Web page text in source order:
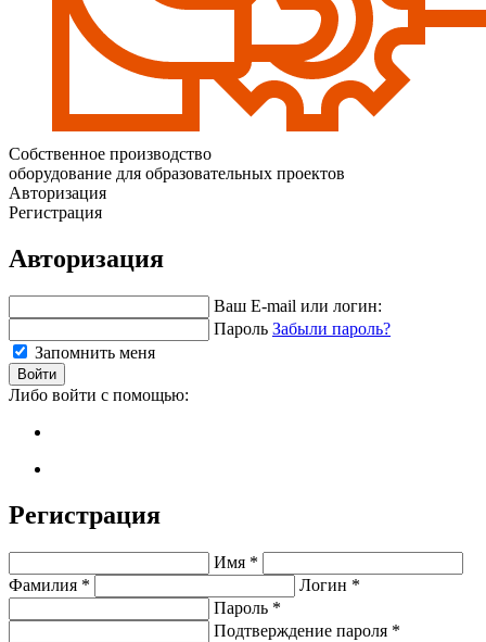
Собственное производство
оборудование для образовательных проектов
Авторизация
Регистрация
Авторизация
Ваш E-mail или логин:
Пароль Забыли пароль?
Запомнить меня
Войти
Либо войти с помощью:
Регистрация
Имя *
Фамилия *
Логин *
Пароль *
Подтверждение пароля *